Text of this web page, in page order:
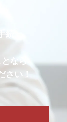
続・
なら
さい！